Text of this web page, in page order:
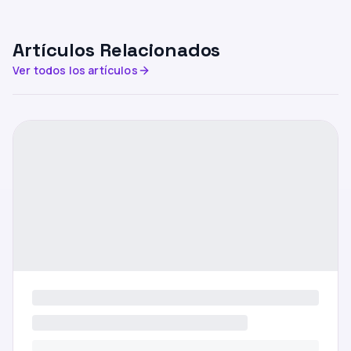
Artículos Relacionados
Ver todos los artículos